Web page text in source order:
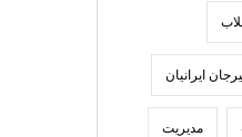
ايرانيان
مدیریت